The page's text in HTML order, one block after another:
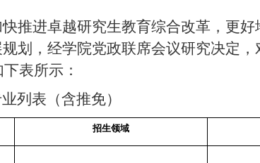
推进卓越研究生教育综合改革，更好
划，经学院党政联席会议研究决定，
表所示：
列表（含推免）
招生领域